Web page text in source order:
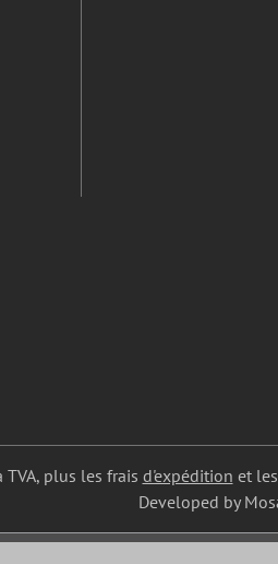
plus les frais d'expédition et
Developed by